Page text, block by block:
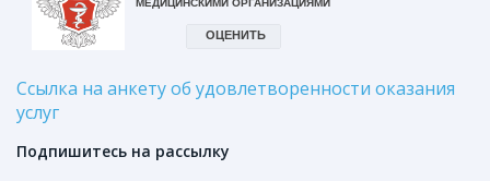
Ссылка на анкету об удовлетворенности оказания
услуг
Подпишитесь на рассылку